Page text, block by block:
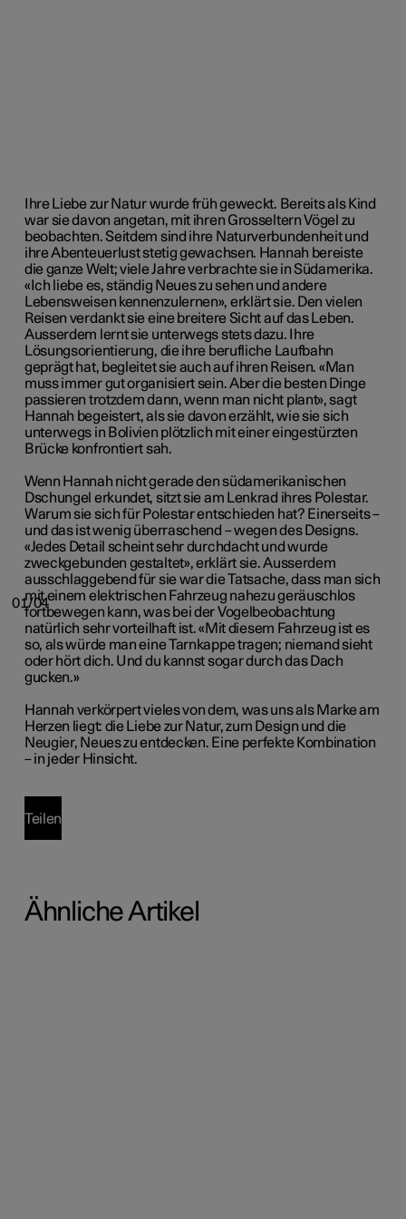
01/04
Ihre Liebe zur Natur wurde früh geweckt. Bereits als Kind
war sie davon angetan, mit ihren Grosseltern Vögel zu
beobachten. Seitdem sind ihre Naturverbundenheit und
ihre Abenteuerlust stetig gewachsen. Hannah bereiste
die ganze Welt; viele Jahre verbrachte sie in Südamerika.
«Ich liebe es, ständig Neues zu sehen und andere
Lebensweisen kennenzulernen», erklärt sie. Den vielen
Reisen verdankt sie eine breitere Sicht auf das Leben.
Ausserdem lernt sie unterwegs stets dazu. Ihre
Lösungsorientierung, die ihre berufliche Laufbahn
geprägt hat, begleitet sie auch auf ihren Reisen. «Man
muss immer gut organisiert sein. Aber die besten Dinge
passieren trotzdem dann, wenn man nicht plant», sagt
Hannah begeistert, als sie davon erzählt, wie sie sich
unterwegs in Bolivien plötzlich mit einer eingestürzten
Brücke konfrontiert sah.
Wenn Hannah nicht gerade den südamerikanischen
Dschungel erkundet, sitzt sie am Lenkrad ihres Polestar.
Warum sie sich für Polestar entschieden hat? Einerseits –
und das ist wenig überraschend – wegen des Designs.
«Jedes Detail scheint sehr durchdacht und wurde
zweckgebunden gestaltet», erklärt sie. Ausserdem
ausschlaggebend für sie war die Tatsache, dass man sich
mit einem elektrischen Fahrzeug nahezu geräuschlos
fortbewegen kann, was bei der Vogelbeobachtung
natürlich sehr vorteilhaft ist. «Mit diesem Fahrzeug ist es
so, als würde man eine Tarnkappe tragen; niemand sieht
oder hört dich. Und du kannst sogar durch das Dach
gucken.»
Hannah verkörpert vieles von dem, was uns als Marke am
Herzen liegt: die Liebe zur Natur, zum Design und die
Neugier, Neues zu entdecken. Eine perfekte Kombination
– in jeder Hinsicht.
Teilen
Ähnliche Artikel